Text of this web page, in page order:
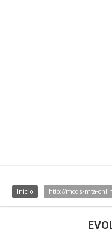
Inicio http://mods-mta-